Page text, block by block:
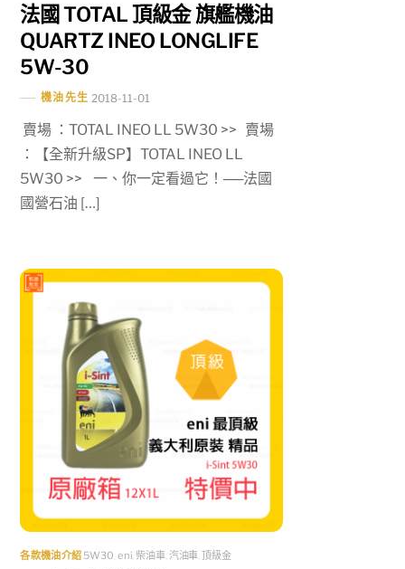
法國 TOTAL 頂級金 旗艦機油
QUARTZ INEO LONGLIFE
5W-30
機油先生 2018-11-01
賣場 ：TOTAL INEO LL 5W30 >> 賣場
：【全新升級SP】TOTAL INEO LL
5W30 >> 一、你一定看過它！──法國
國營石油 […]
各款機油介紹 5W30,eni,柴油車, 汽油車,頂級金